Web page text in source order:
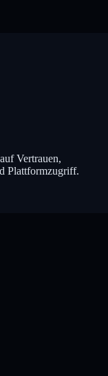
Vertrauen,
Plattformzugriff.